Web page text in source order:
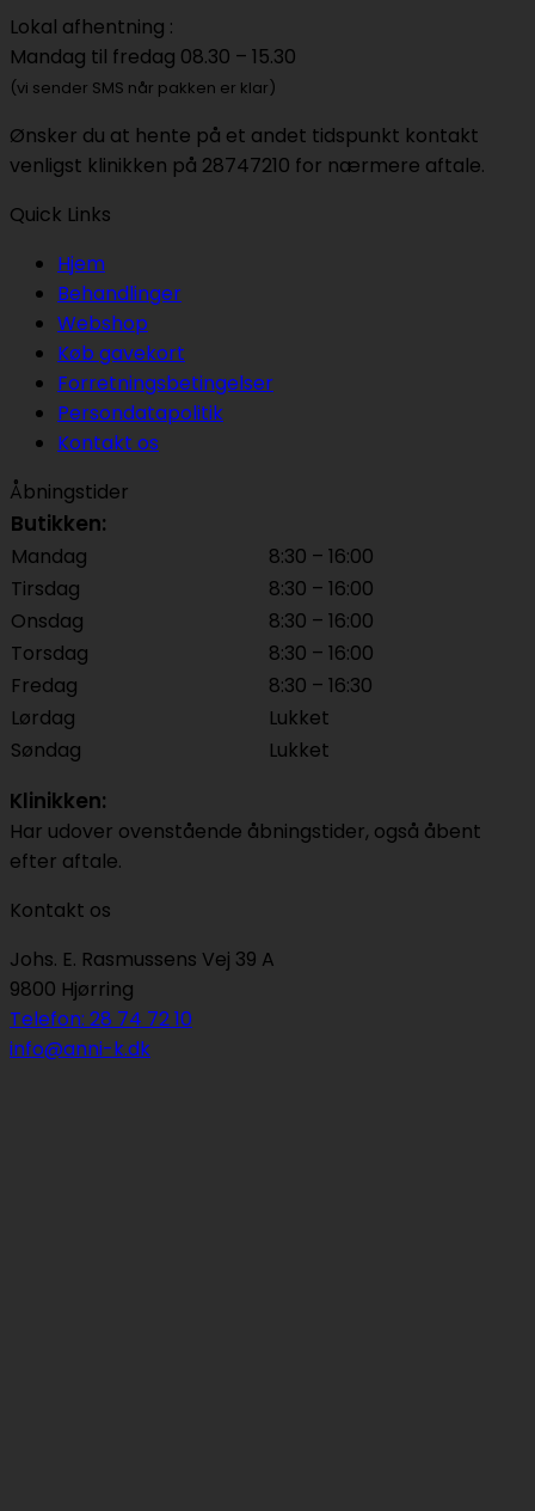
Lokal afhentning :
Mandag til fredag 08.30 – 15.30
(vi sender SMS når pakken er klar)
Ønsker du at hente på et andet tidspunkt kontakt
venligst klinikken på 28747210 for nærmere aftale.
Quick Links
Hjem
Behandlinger
Webshop
Køb gavekort
Forretningsbetingelser
Persondatapolitik
Kontakt os
Åbningstider
Butikken:
Mandag
8:30 – 16:00
Tirsdag
8:30 – 16:00
Onsdag
8:30 – 16:00
Torsdag
8:30 – 16:00
Fredag
8:30 – 16:30
Lørdag
Lukket
Søndag
Lukket
Klinikken:
Har udover ovenstående åbningstider, også åbent
efter aftale.
Kontakt os
Johs. E. Rasmussens Vej 39 A
9800 Hjørring
Telefon: 28 74 72 10
info@anni-k.dk